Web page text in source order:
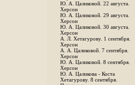
Ю. А. Цаликовой. 22 августа.
Херсон
Ю. А. Цаликовой. 29 августа.
Херсон
Ю. А. Цаликовой. 30 августа.
Херсон
А. Л. Хетагурову. 1 сентября.
Херсон
А. А. Цаликовой. 7 сентября.
Херсон
Ю. А. Цаликовой. 8 сентября.
Херсон
Ю. А. Цаликова - Коста
Хетагурову. 8 сентября.